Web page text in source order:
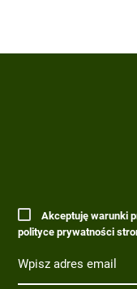
Akceptuję warunki
polityce prywatności